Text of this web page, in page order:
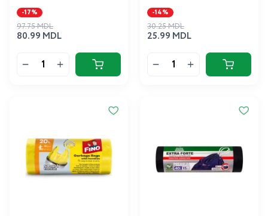
-17%
80.99 MDL
97.75 MDL
-14%
25.99 MDL
30.25 MDL